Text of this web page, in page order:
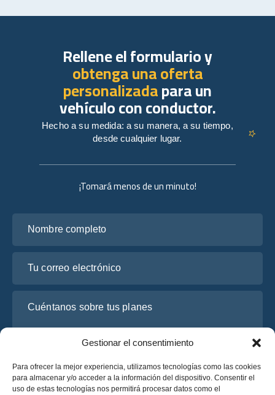
Gestionar el consentimiento
Para ofrecer la mejor experiencia, utilizamos tecnologías como las cookies
para almacenar y/o acceder a la información del dispositivo. Consentir el
uso de estas tecnologías nos permitirá procesar datos como el
¡Tomará menos de un minuto!
Rellene el formulario y
obtenga una oferta
personalizadapara un
vehículo con conductor.
Hecho a su medida: a su manera, a su tiempo,
desde cualquier lugar.